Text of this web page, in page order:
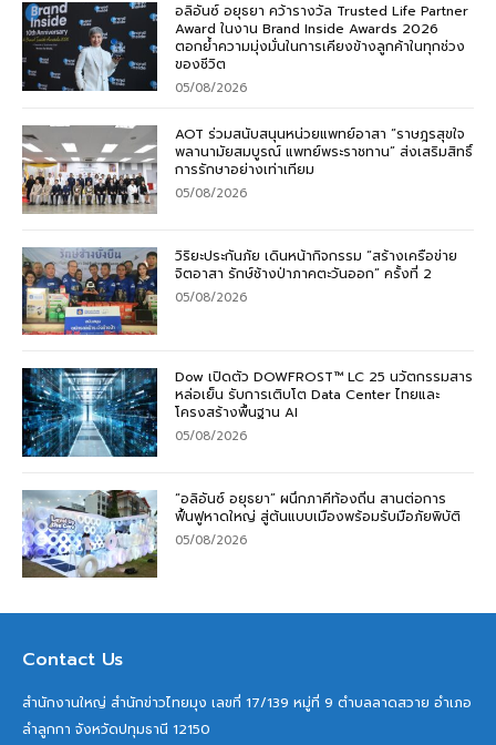
อลิอันซ์ อยุธยา คว้ารางวัล Trusted Life Partner
Award ในงาน Brand Inside Awards 2026
ตอกย้ำความมุ่งมั่นในการเคียงข้างลูกค้าในทุกช่วง
ของชีวิต
05/08/2026
AOT ร่วมสนับสนุนหน่วยแพทย์อาสา “ราษฎรสุขใจ
พลานามัยสมบูรณ์ แพทย์พระราชทาน” ส่งเสริมสิทธิ์
การรักษาอย่างเท่าเทียม
05/08/2026
วิริยะประกันภัย เดินหน้ากิจกรรม “สร้างเครือข่าย
จิตอาสา รักษ์ช้างป่าภาคตะวันออก” ครั้งที่ 2
05/08/2026
Dow เปิดตัว DOWFROST™ LC 25 นวัตกรรมสาร
หล่อเย็น รับการเติบโต Data Center ไทยและ
โครงสร้างพื้นฐาน AI
05/08/2026
“อลิอันซ์ อยุธยา” ผนึกภาคีท้องถิ่น สานต่อการ
ฟื้นฟูหาดใหญ่ สู่ต้นแบบเมืองพร้อมรับมือภัยพิบัติ
05/08/2026
Contact Us
สำนักงานใหญ่ สำนักข่าวไทยมุง เลขที่ 17/139 หมู่ที่ 9 ตำบลลาดสวาย อำเภอ
ลำลูกกา จังหวัดปทุมธานี 12150